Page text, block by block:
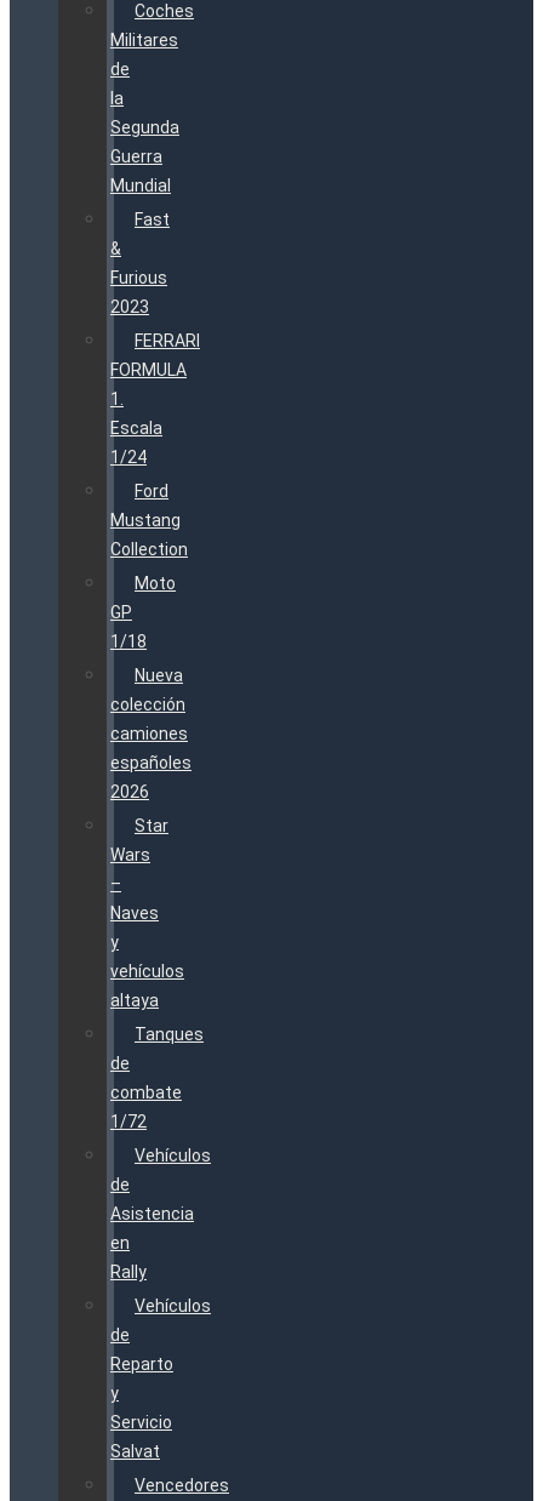
Coches
Militares
de
la
Segunda
Guerra
Mundial
Fast
&
Furious
2023
FERRARI
FORMULA
1.
Escala
1/24
Ford
Mustang
Collection
Moto
GP
1/18
Nueva
colección
camiones
españoles
2026
Star
Wars
–
Naves
y
vehículos
altaya
Tanques
de
combate
1/72
Vehículos
de
Asistencia
en
Rally
Vehículos
de
Reparto
y
Servicio
Salvat
Vencedores